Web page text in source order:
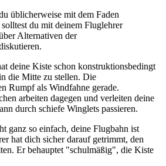
üblicherweise mit dem Faden
du mit deinem Fluglehrer
Alternativen der
deine Kiste schon konstruktionsbedingt
die Mitte zu stellen. Die
Rumpf als Windfahne gerade.
arbeiten dagegen und verleiten deine
durch schiefe Winglets passieren.
ganz so einfach, deine Flugbahn ist
hat dich sicher darauf getrimmt, den
Er behauptet "schulmäßig", die Kiste